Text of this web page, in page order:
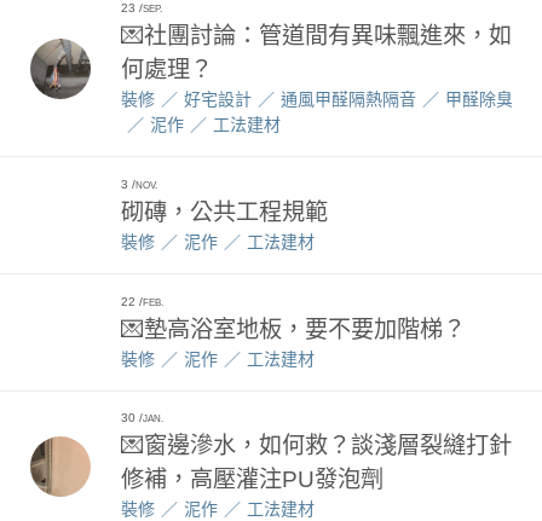
23 SEP.
💌社團討論：管道間有異味飄進來，如
何處理？
裝修 好宅設計 通風甲醛隔熱隔音
甲醛除臭
泥作
工法建材
3 NOV.
砌磚，公共工程規範
裝修 泥作 工法建材
22 FEB.
💌墊高浴室地板，要不要加階梯？
裝修 泥作 工法建材
30 JAN.
💌窗邊滲水，如何救？談淺層裂縫打針
修補，高壓灌注PU發泡劑
裝修 泥作 工法建材